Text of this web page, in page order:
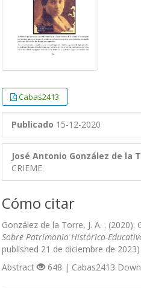
Cabas2413
Publicado 15-12-2020
José Antonio González de la
CRIEME
Cómo citar
González de la Torre, J. A. .
Sobre Patrimonio Histórico-
published 21 de diciembre de 2023)
Abstract 648 | Cabas2413